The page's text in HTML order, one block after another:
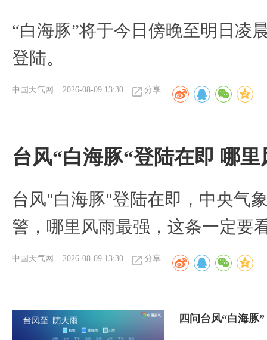
“白海豚”将于今日傍晚至明日凌
登陆。
中国天气网 2026-08-09 13:30 分享
台风“白海豚“登陆在即 哪
台风"白海豚"登陆在即，中央气
警，哪里风雨最强，这条一定要
中国天气网 2026-08-09 13:30 分享
四问台风“白海豚